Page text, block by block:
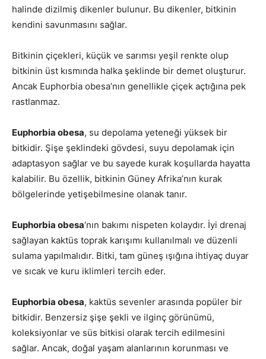
halinde dizilmiş dikenler bulunur. Bu dikenler, bitkinin
kendini savunmasını sağlar.
Bitkinin çiçekleri, küçük ve sarımsı yeşil renkte olup
bitkinin üst kısmında halka şeklinde bir demet oluşturur.
Ancak Euphorbia obesa’nın genellikle çiçek açtığına pek
rastlanmaz.
Euphorbia obesa, su depolama yeteneği yüksek bir
bitkidir. Şişe şeklindeki gövdesi, suyu depolamak için
adaptasyon sağlar ve bu sayede kurak koşullarda hayatta
kalabilir. Bu özellik, bitkinin Güney Afrika’nın kurak
bölgelerinde yetişebilmesine olanak tanır.
Euphorbia obesa‘nın bakımı nispeten kolaydır. İyi drenaj
sağlayan kaktüs toprak karışımı kullanılmalı ve düzenli
sulama yapılmalıdır. Bitki, tam güneş ışığına ihtiyaç duyar
ve sıcak ve kuru iklimleri tercih eder.
Euphorbia obesa, kaktüs sevenler arasında popüler bir
bitkidir. Benzersiz şişe şekli ve ilginç görünümü,
koleksiyonlar ve süs bitkisi olarak tercih edilmesini
sağlar. Ancak, doğal yaşam alanlarının korunması ve